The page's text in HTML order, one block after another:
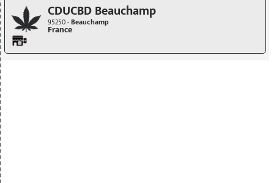
CDUCBD Beauchamp
95250 -Beauchamp
France